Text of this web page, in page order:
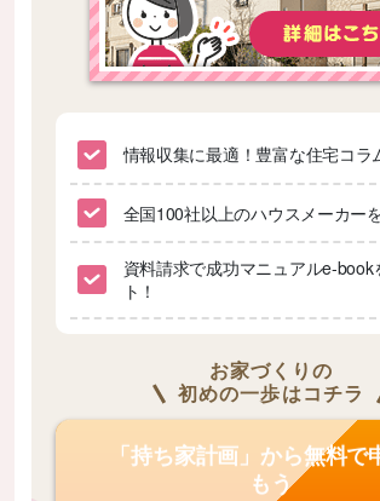
情報収集に最適！豊富な住宅コラ
全国100社以上のハウスメーカー
資料請求で成功マニュアルe-book
ト！
お家づくりの
初めの一歩はコチラ
「持ち家計画」から無料で
もう